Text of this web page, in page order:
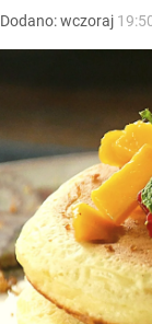
Dodano:wczoraj